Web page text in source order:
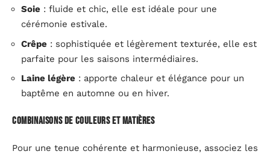
Soie : fluide et chic, elle est idéale pour une
cérémonie estivale.
Crêpe : sophistiquée et légèrement texturée, elle est
parfaite pour les saisons intermédiaires.
Laine légère : apporte chaleur et élégance pour un
baptême en automne ou en hiver.
Combinaisons de couleurs et matières
Pour une tenue cohérente et harmonieuse, associez les